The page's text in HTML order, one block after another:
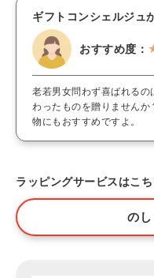
ギフトコンシェルジュ
おすすめ度：
老若男女問わず喜ばれる
わったものを贈りませんか
物にもおすすめですよ。
ラッピングサービスはこち
の